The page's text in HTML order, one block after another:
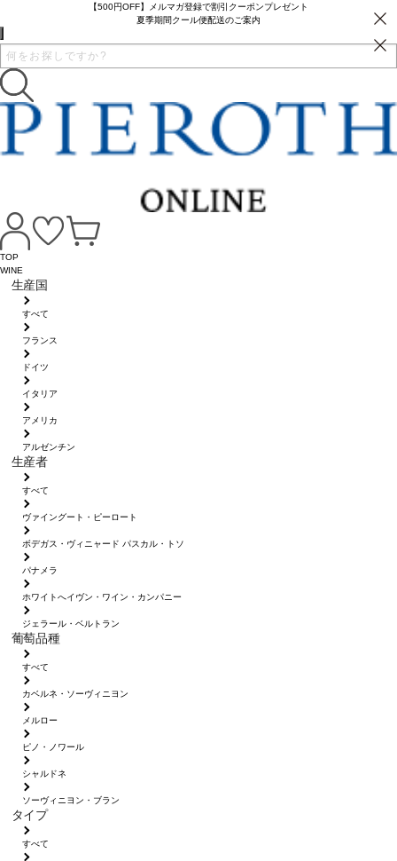
【500円OFF】メルマガ登録で割引クーポンプレゼント
夏季期間クール便配送のご案内
TOP
WINE
生産国
すべて
フランス
ドイツ
イタリア
アメリカ
アルゼンチン
生産者
すべて
ヴァイングート・ピーロート
ボデガス・ヴィニャード パスカル・トソ
パナメラ
ホワイトへイヴン・ワイン・カンパニー
ジェラール・ベルトラン
葡萄品種
すべて
カベルネ・ソーヴィニヨン
メルロー
ピノ・ノワール
シャルドネ
ソーヴィニヨン・ブラン
タイプ
すべて